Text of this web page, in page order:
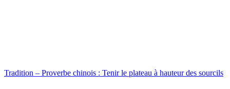
Tradition – Proverbe chinois : Tenir le plateau à hauteur des sourcils